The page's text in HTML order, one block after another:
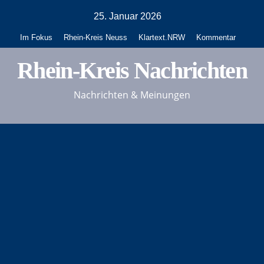
springen
25. Januar 2026
Im Fokus Rhein-Kreis Neuss Klartext.NRW Kommentar
Rhein-Kreis Nachrichten
Nachrichten & Meinungen